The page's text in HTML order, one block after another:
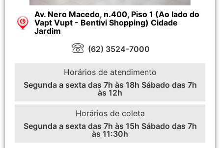
Av. Nero Macedo, n.400, Piso 1 (Ao lado do
Vapt Vupt - Bentivi Shopping) Cidade
Jardim
(62) 3524-7000
Horários de atendimento
Segunda a sexta das 7h às 18h Sábado das 7h
às 12h
Horários de coleta
Segunda a sexta das 7h às 15h Sábado das 7h
às 11:30h